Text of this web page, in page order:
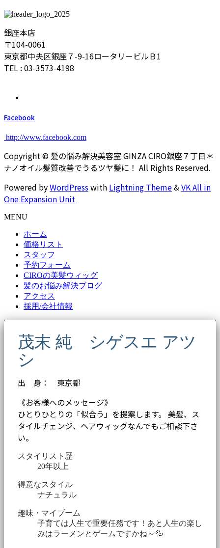
銀座本店
〒104-0061
東京都中央区銀座７-9-16ロータリービルＢ1
TEL : 03-3573-4198
Facebook
http://www.facebook.com
Copyright © 髪の悩み解決美容室 GINZA CIRO銀座７丁目＊
ナノオイル髪質改善でうるツヤ髪に！ All Rights Reserved.
Powered byWordPresswith Lightning Theme&VK All in
One Expansion Unit
MENU
ホーム
価格リスト
スタッフ
予約フォーム
CIROの美髪ウィッグ
髪のお悩み解決ブログ
アクセス
採用/会社情報
茂末 純 シゲスエ アツ
シ
出 身： 東京都
《お客様へのメッセージ》
ひとりひとりの「似合う」を提案します。 美髪、ス
タイルチェンジ、ヘアウィッグなんでもご相談下さ
い。
スタイリスト歴
20年以上
得意なスタイル
ナチュラル
趣味・マイブーム
子育ては人生で重要任務です！あと人生の楽し
みはラーメンとゲームですかね～💦